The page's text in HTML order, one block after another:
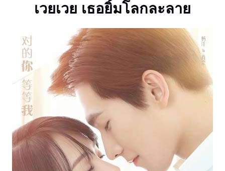
เวยเวย เธอยิ้มโลกละลาย